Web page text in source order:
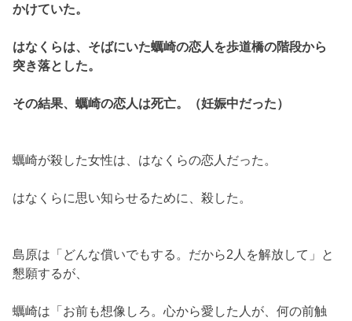
かけていた。
はなくらは、そばにいた蠣崎の恋人を歩道橋の階段から
突き落とした。
その結果、蠣崎の恋人は死亡。（妊娠中だった）
蠣崎が殺した女性は、はなくらの恋人だった。
はなくらに思い知らせるために、殺した。
島原は「どんな償いでもする。だから2人を解放して」と
懇願するが、
蠣崎は「お前も想像しろ。心から愛した人が、何の前触